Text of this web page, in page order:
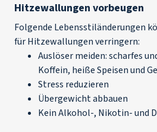
Hitzewallungen vorbeugen
Folgende Lebensstiländerungen
für Hitzewallungen verringern:
Auslöser meiden: scharfes
Koffein, heiße Speisen und
Stress reduzieren
Übergewicht abbauen
Kein Alkohol-, Nikotin- und